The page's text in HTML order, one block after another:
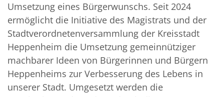
Umsetzung eines Bürgerwunschs. Seit 2024
ermöglicht die Initiative des Magistrats und der
Stadtverordnetenversammlung der Kreisstadt
Heppenheim die Umsetzung gemeinnütziger
machbarer Ideen von Bürgerinnen und Bürgern
Heppenheims zur Verbesserung des Lebens in
unserer Stadt. Umgesetzt werden die